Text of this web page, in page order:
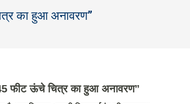
का हुआ अनावरण”
फीट ऊंचे चित्र का हुआ अनावरण”